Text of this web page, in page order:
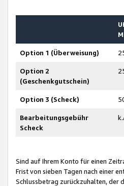
Option 1 (Überweisung)
Option 2
(Geschenkgutschein)
Option 3 (Scheck)
Bearbeitungsgebühr
Scheck
Sind auf Ihrem Konto für einen
Frist von sieben Tagen nach einer
Schlussbetrag zurückzuhalten, der